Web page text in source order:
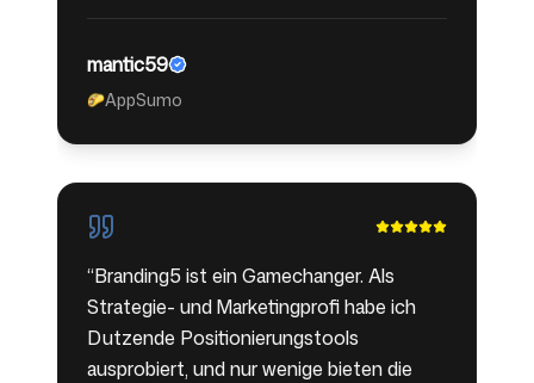
mantic59
🌮AppSumo
“Branding5 ist ein Gamechanger. Als
Strategie- und Marketingprofi habe ich
Dutzende Positionierungstools
ausprobiert, und nur wenige bieten die